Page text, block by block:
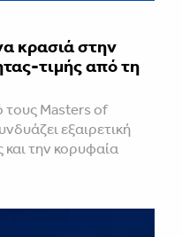
κρασιά στην
τιμής από τη
τους Masters of
εξαιρετική
και την κορυφαία